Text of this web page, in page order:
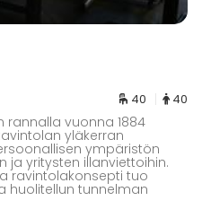
40 40
rannalla vuonna 1884
yläkerran
ympäristön
ja yritysten illanviettoihin.
ravintolakonsepti tuo
huolitellun tunnelman